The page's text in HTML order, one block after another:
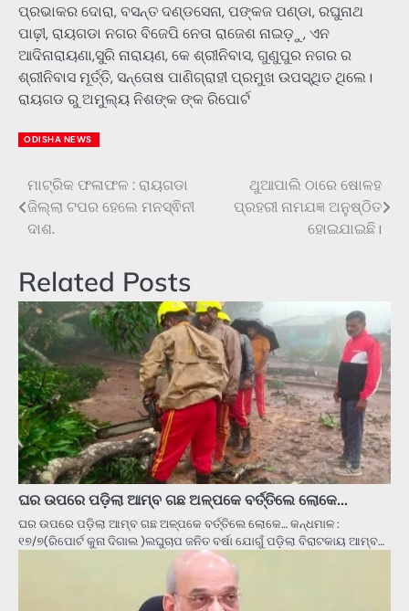
ପ୍ରଭାକର ଦୋରା, ବସନ୍ତ ଦଣ୍ଡସେନା, ପଙ୍କଜ ପଣ୍ଡା, ରଘୁନାଥ
ପାଢ଼ୀ, ରାୟଗଡା ନଗର ବିଜେପି ନେତା ରାଜେଶ ନାଇଡ଼ୁ, ଏନ
ଆଦିନାରାୟଣା,ସୁରି ନାରାୟଣ, କେ ଶ୍ରୀନିବାସ, ଗୁଣୁପୁର ନଗର ର
ଶ୍ରୀନିବାସ ମୂର୍ତ୍ତି, ସନ୍ତୋଷ ପାଣିଗ୍ରାହୀ ପ୍ରମୁଖ ଉପସ୍ଥିତ ଥିଲେ।
ରାୟଗଡ ରୁ ଅମୁଲ୍ୟ ନିଶଙ୍କ ଙ୍କ ରିପୋର୍ଟ
ODISHA NEWS
Post
navigation
ମାଟ୍ରିକ ଫଳାଫଳ : ରାୟଗଡା
ଜିଲ୍ଲା ଟପର ହେଲେ ମନସ୍ଵିନୀ
ଦାଶ.
ଥୁଆପାଲି ଠାରେ ଷୋଳହ
ପ୍ରହରୀ ନାମଯଜ୍ଞ ଅନୁଷ୍ଠିତ
ହୋଇଯାଇଛି।
Related Posts
ଘର ଉପରେ ପଡ଼ିଲା ଆମ୍ବ ଗଛ ଅଳ୍ପକେ ବର୍ତ୍ତିଲେ ଲୋକେ…
ଘର ଉପରେ ପଡ଼ିଲା ଆମ୍ବ ଗଛ ଅଳ୍ପକେ ବର୍ତ୍ତିଲେ ଲୋକେ… କନ୍ଧମାଳ :
୧୭/୭(ରିପୋର୍ଟ କୁନା ଦିଗାଲ )ଲଘୁଚାପ ଜନିତ ବର୍ଷା ଯୋଗୁଁ ପଡ଼ିଲା ବିରାଟକାୟ ଆମ୍ବ…